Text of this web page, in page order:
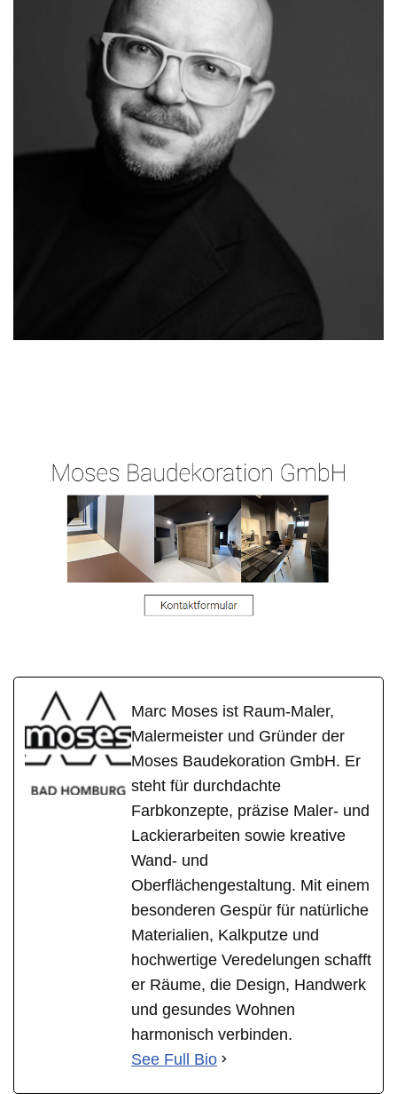
Marc Moses ist Raum-Maler,
Malermeister und Gründer der
Moses Baudekoration GmbH. Er
steht für durchdachte
Farbkonzepte, präzise Maler- und
Lackierarbeiten sowie kreative
Wand- und
Oberflächengestaltung. Mit einem
besonderen Gespür für natürliche
Materialien, Kalkputze und
hochwertige Veredelungen schafft
er Räume, die Design, Handwerk
und gesundes Wohnen
harmonisch verbinden.
See Full Bio